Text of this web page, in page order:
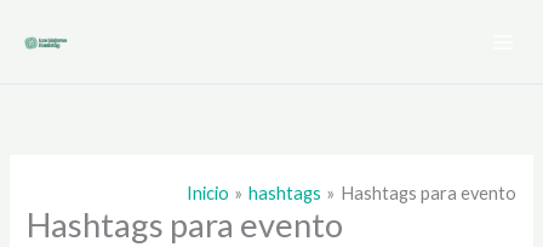
Inicio hashtags Hashtags para evento
Hashtags para evento